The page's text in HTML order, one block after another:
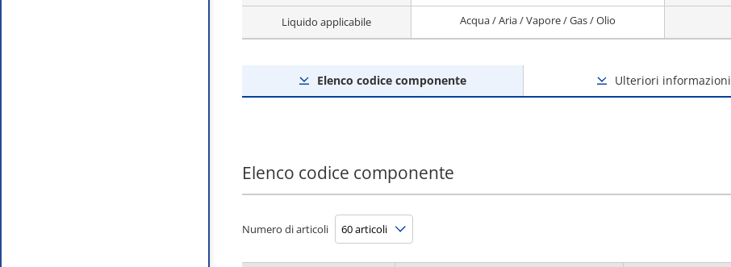
Liquido applicabile Acqua / Aria / Vapore / Gas / Olio
Elenco codice componente Ulteriori informazioni
Elenco codice componente
Numero di articoli